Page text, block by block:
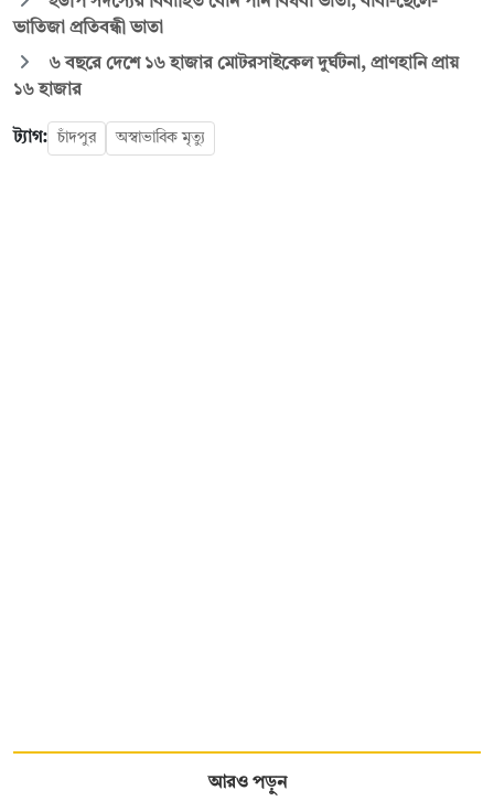
ভাতিজা প্রতিবন্ধী ভাতা
৬ বছরে দেশে ১৬ হাজার মোটরসাইকেল দুর্ঘটনা, প্রাণহানি প্রায়
১৬ হাজার
ট্যাগ: চাঁদপুর অস্বাভাবিক মৃত্যু
আরও পড়ুন